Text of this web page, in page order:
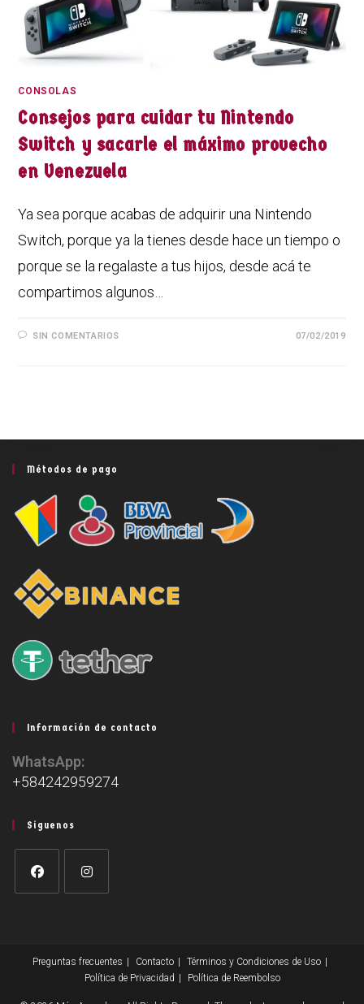
CONSOLAS
Consejos para cuidar tu Nintendo
Switch y sacarle el máximo provecho
en Venezuela
Ya sea porque acabas de adquirir una Nintendo
Switch, porque ya la tienes desde hace un tiempo o
porque se la regalaste a tus hijos, desde acá te
compartimos algunos…
SIN COMENTARIOS 07/02/2019
Métodos de pago
Información de contacto
WhatsApp:
+584242959274
Síguenos
Preguntas frecuentes Contacto
Términos y Condiciones de Uso
Política de Privacidad
Política de Reembolso